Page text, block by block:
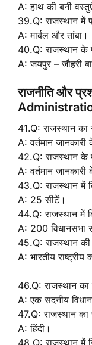
A: हाथ की बनी
39.Q: राजस्थान में
A: मार्बल और तांबा।
40.Q: राजस्थान के
A: जयपुर – जौहरी
राजनीति और
41.Q: राजस्थान का
A: वर्तमान
42.Q: राजस्थान के
A: वर्तमान
43.Q: राजस्थान में
A: 25 सीटें।
44.Q: राजस्थान में
A: 200 विधानसभा
45.Q: राजस्थान की
A: भारतीय
46.Q: राजस्थान
A: एक सदनीय
47.Q: राजस्थान का
A: हिंदी।